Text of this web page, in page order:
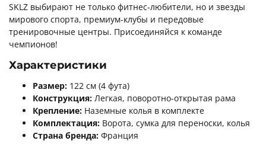
SKLZ выбирают не только фитнес-любители, но и звезды
мирового спорта, премиум-клубы и передовые
тренировочные центры. Присоединяйся к команде
чемпионов!
Характеристики
Размер: 122 см (4 фута)
Конструкция: Легкая, поворотно-открытая рама
Крепление: Наземные колья в комплекте
Комплектация: Ворота, сумка для переноски, колья
Страна бренда: Франция